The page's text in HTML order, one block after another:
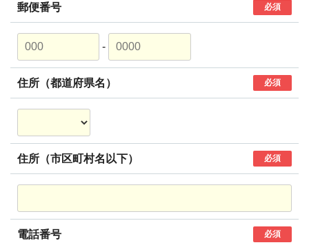
郵便番号 必須
-
住所（都道府県名） 必須
住所（市区町村名以下） 必須
電話番号 必須